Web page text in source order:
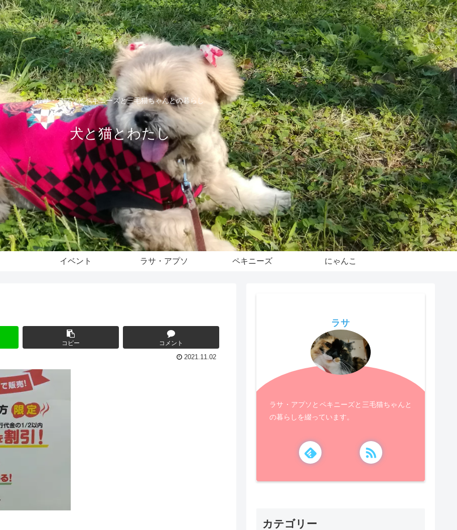
ラサ・アプソとペキニーズと三毛猫ちゃんとの暮らし
犬と猫とわたし
イベント ラサ・アプソ ペキニーズ にゃんこ
コピー コメント
2021.11.02
ラサ
ラサ・アプソとペキニーズと三毛猫ちゃんと
の暮らしを綴っています。
カテゴリー